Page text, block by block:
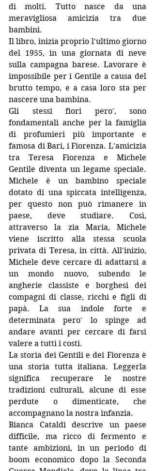
di molti. Tutto nasce da una
meravigliosa amicizia tra due
bambini.
Il libro, inizia proprio l'ultimo giorno
del 1955, in una giornata di neve
sulla campagna barese. Lavorare è
impossibile per i Gentile a causa del
brutto tempo, e a casa loro sta per
nascere una bambina.
Gli stessi fiori pero', sono
fondamentali anche per la famiglia
di profumieri più importante e
famosa di Bari, i Fiorenza. L'amicizia
tra Teresa Fiorenza e Michele
Gentile diventa un legame speciale.
Michele è un bambino speciale
dotato di una spiccata intelligenza,
per questo non può rimanere in
paese, deve studiare. Così,
attraverso la zia Maria, Michele
viene iscritto alla stessa scuola
privata di Teresa, in città. All'inizio,
Michele deve cercare di adattarsi a
un mondo nuovo, subendo le
angherie classiste e borghesi dei
compagni di classe, ricchi e figli di
papà. La sua indole forte e
determinata pero' lo spinge ad
andare avanti per cercare di farsi
valere a tutti i costi.
La storia dei Gentili e dei Fiorenza è
una storia tutta italiana. Leggerla
significa recuperare le nostre
tradizioni culturali, alcune di esse
perdute o dimenticate, che
accompagnano la nostra infanzia.
Bianca Cataldi descrive un paese
difficile, ma ricco di fermento e
tante ambizioni, in un periodo di
boom economico dopo la Seconda